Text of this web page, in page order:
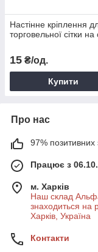
Настінне кріплення
торговельної сітки на
15 ₴/од.
Купити
Про нас
97% позитивних
Працює з
м. Харків
Наш склад
знаходиться на
Харків, Україна
Контакти